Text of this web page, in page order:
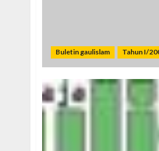
Buletin gaulislam Tahun I/